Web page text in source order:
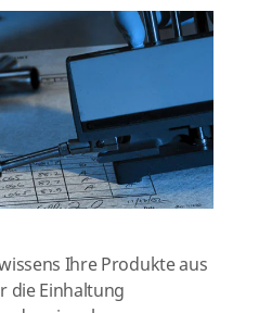
Ihre Produkte aus
die Einhaltung